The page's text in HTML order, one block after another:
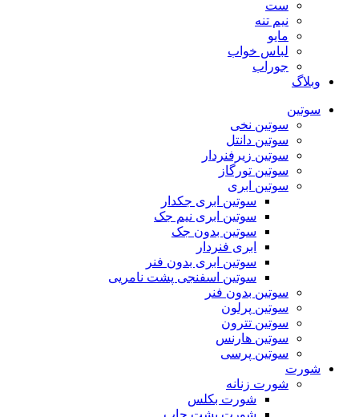
ست
نیم تنه
مایو
لباس خواب
جوراب
وبلاگ
سوتین
سوتین نخی
سوتین دانتل
سوتین زیرفنردار
سوتین تورگاز
سوتین ابری
سوتین ابری جکدار
سوتین ابری نیم جک
سوتین بدون جک
ابری فنردار
سوتین ابری بدون فنر
سوتین اسفنجی پشت نامریی
سوتین بدون فنر
سوتین پرلون
سوتین تترون
سوتین هارنس
سوتین پرسی
شورت
شورت زنانه
شورت بکلس
شورت پشت چاپ